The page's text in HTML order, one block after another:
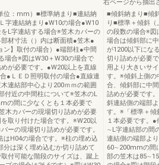
位：mm）■標準納まり■連結納
字連結納まり●W10の場合●W10
L字連結する場合※笠木カバーの
材寸法（）内は断面積●笠木●
】取付の場合）●端部柱●中間
場合※図はW30＋W30の場合で
が必要です。●W20以上を直線
●ＬＥＤ照明取付の場合●直線連
連結部中心より200ｍｍの範囲
付近の中間柱について※笠木のL
の間に少なくとも１本必要で
木カバーの現場切り詰めが必要
取り付けた場合です。※W20以
ーの現場切り詰めが必要です。
はH04の場合です。※柱の埋め込
分は深く埋め込むか切り詰めて
付可能な階段のサイズは、蹴上
右ページから抽出
■傾斜納まり■傾
り■標準＋傾斜
の段数の場合※図
場合は傾斜部に
が1200以下にな
切り詰めが必要
用より大きいサ
す。※傾斜上側の
合、傾斜部に中
詰めが必要です
斜連結側の端部
す。※「標準＋傾
１本必要です。
∼L字連結部の間
連結側の端部よ
60∼200mmの間
部の笠木は